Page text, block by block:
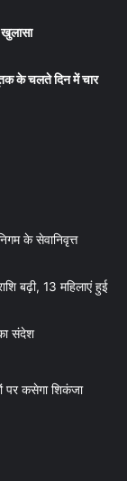
के चलते दिन में चार
के सेवानिवृत्त
बढ़ी, 13 महिलाएं हुई
संदेश
पर कसेगा शिकंजा